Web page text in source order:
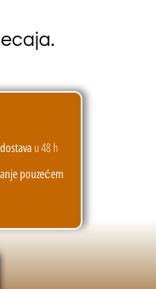
u 48 h
pouzećem